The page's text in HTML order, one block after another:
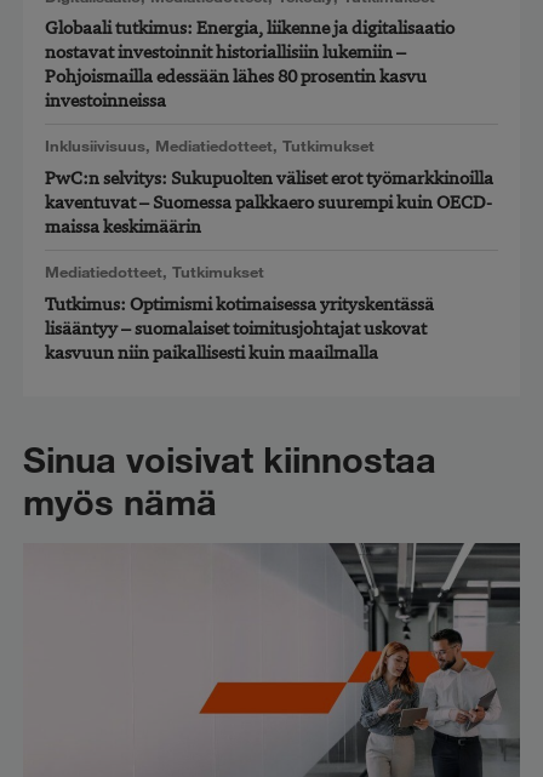
Globaali tutkimus: Energia, liikenne ja digitalisaatio
nostavat investoinnit historiallisiin lukemiin –
Pohjoismailla edessään lähes 80 prosentin kasvu
investoinneissa
Inklusiivisuus, Mediatiedotteet, Tutkimukset
PwC:n selvitys: Sukupuolten väliset erot työmarkkinoilla
kaventuvat – Suomessa palkkaero suurempi kuin OECD-
maissa keskimäärin
Mediatiedotteet, Tutkimukset
Tutkimus: Optimismi kotimaisessa yrityskentässä
lisääntyy – suomalaiset toimitusjohtajat uskovat
kasvuun niin paikallisesti kuin maailmalla
Sinua voisivat kiinnostaa
myös nämä